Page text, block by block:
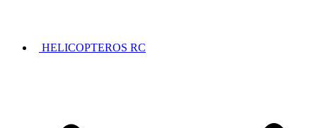
HELICOPTEROS RC